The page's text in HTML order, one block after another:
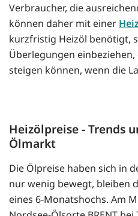
Verbraucher, die
können daher mit einer
kurzfristig Heizöl benötigt,
Überlegungen
steigen können, wenn die
Heizölpreise - Trends
Ölmarkt
Die Ölpreise haben sich in
nur wenig bewegt, bleiben
eines 6-Monatshochs. Am